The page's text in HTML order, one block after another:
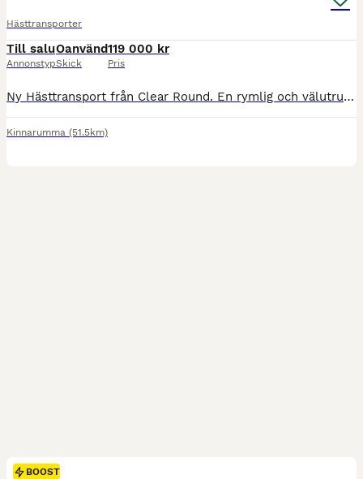
Hästtransporter
Till salu
Annonstyp
Oanvänd
Skick
119 000 kr
Pris
Ny Hästtransport från Clear Round. En rymlig och välutrustad transport i Aluminium. Denna har stått som demo. Det är en 2022 , uttagen sept -24 och har 5 års fabriksgaranti. Utrustad med panikutlösning. Extra förstärkt brodd matta, Dubbelsteg på ramp, Stabiliseringsdrag, 15" aluminium fälgar, extra belysning. Kullås ingår. Priset är inklusive avdragbar moms. Nypris på d
Kinnarumma (51.5km)
BOOST